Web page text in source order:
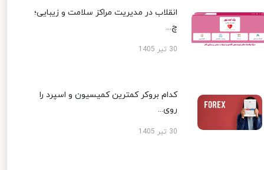
انقلاب در مدیریت مراکز سلامت و زیبایی؛
چ...
30 تیر 1405
کدام بروکر کمترین کمیسیون و اسپرد را
روی...
30 تیر 1405